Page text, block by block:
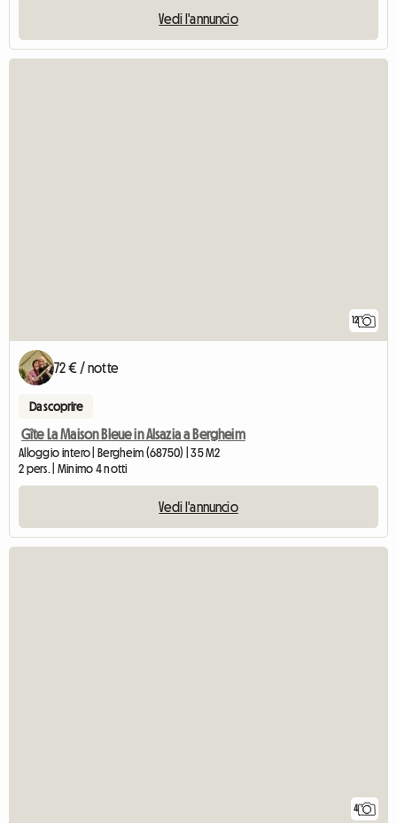
Vedi l'annuncio
12
72 € / notte
Da scoprire
Gîte La Maison Bleue in Alsazia a Bergheim
Alloggio intero | Bergheim (68750) | 35 M2
2 pers. | Minimo 4 notti
Vedi l'annuncio
4